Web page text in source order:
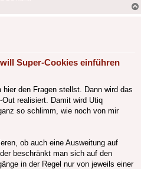
Super-Cookies einführen
den Fragen stellst. Dann wird das
realisiert. Damit wird Utiq
so schlimm, wie noch von mir
ob auch eine Ausweitung auf
beschränkt man sich auf den
in der Regel nur von jeweils einer